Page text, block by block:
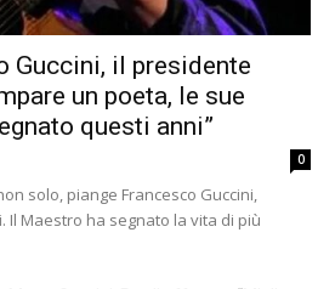
Guccini, il presidente
un poeta, le sue
questi anni”
0
solo, piange Francesco Guccini,
Il Maestro ha segnato la vita di più